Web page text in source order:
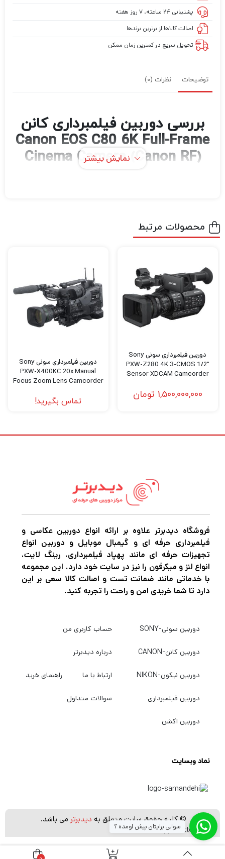
پشتیبانی ۲۴ ساعته، ۷ روز هفته
اصالت کالاها از برترین برندها
تحویل سریع در کمترین زمان ممکن
توضیحات نظرات (0)
بررسی دوربین فیلمبرداری کانن
Canon EOS C80 6K Full-Frame
Cinema Camera (Canon RF)
800، 3200، و 12800 در لاگ/خام، فوکوس
خودکار Dual Pixel CMOS AF II ارتقا یافته و
خروجی ویدیوی 12G-SDI و HDMI به طور همزمان
چرخ فیلتر ND موتوری امکان تنظیم نوردهی در
حین پرواز را فراهم می کند.
سنسور 6K فول فریم CMOS در قلب دوربین C80
نمونه برداری بیش از حد 6K ارائه دهد. همه اینها
به لطف فناوری بهبود یافته جذب نور در سنسور
فرمت های ضبط چندگانه
فرمت‌های ضبط چندگانه C80 شامل حداکثر فریم
6K30 Canon Cinema RAW Light LT و برش
S35 تا 4K30 در RAW ST و 4K60 در RAW LT
4:2:2.
با سیستم نام‌گذاری آسان‌تر و ساختار پوشه، و
پایه لنز RF
پوشش های پیشرفته و تثبیت کننده تصویر را می
دهد.
با فاصله فلنج کوتاه، پایه RF کمک می کند تا عمق
نمایش بیشتر
محصولات مرتبط
دوربین فیلمبرداری سونی Sony
PXW-Z280 4K 3-CMOS 1/2″
Sensor XDCAM Camcorder
1,500,000,000 تومان
دوربین فیلمبرداری سونی Sony
PXW-X400KC 20x Manual
Focus Zoom Lens Camcorder
تماس بگیرید!
فروشگاه دیدبرتر علاوه بر ارائه انواع دوربین عکاسی و
فیلمبرداری حرفه ای و گیمبال موبایل و دوربین انواع
تجهیزات حرفه ای مانند پهپاد فیلمبرداری، رینگ لایت،
انواع لنز و میکرفون را نیز در سایت خود دارد. این مجموعه
با خدماتی مانند ضمانت تست و اصالت کالا سعی بر این
دارد تا شما خریدی امن و راحت را تجربه کنید.
دوربین سونی-SONY
دوربین کانن-CANON
دوربین نیکون-NIKON
دوربین فیلمبرداری
دوربین اکشن
حساب کاربری من
درباره دیدبرتر
ارتباط با ما راهنمای خرید
سوالات متداول
نماد وبسایت
© کلیه حقوق سایت متعلق به دیدبرتر می باشد.
[whatsapp_buttons] سوالی برایتان پیش اومده ؟